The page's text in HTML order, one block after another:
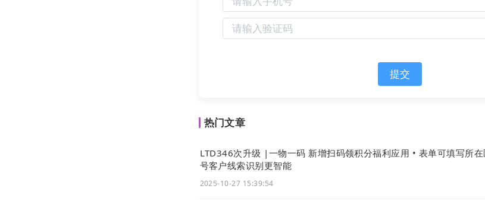
iii. 企业管理
提交
热门文章
LTD346次升级 |一物一码 新增扫码领积分福利应用 • 表单可填写所在
号客户线索识别更智能
2025-10-27 15:39:54